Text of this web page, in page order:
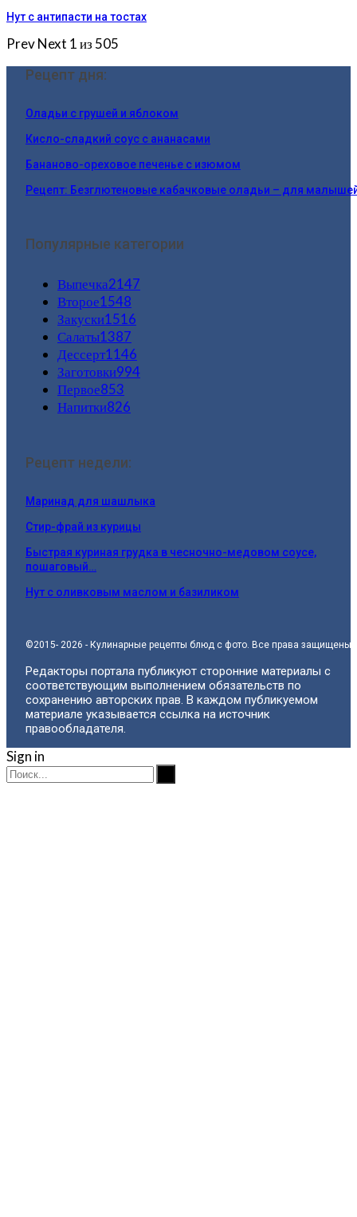
Нут с антипасти на тостах
PrevNext 1 из 505
Рецепт дня:
Оладьи с грушей и яблоком
Кисло-сладкий соус с ананасами
Бананово-ореховое печенье с изюмом
Рецепт: Безглютеновые кабачковые оладьи – для
Популярные категории
Выпечка2147
Второе1548
Закуски1516
Салаты1387
Дессерт1146
Заготовки994
Первое853
Напитки826
Рецепт недели:
Маринад для шашлыка
Стир-фрай из курицы
Быстрая куриная грудка в чесночно-медовом соусе,
пошаговый…
Нут с оливковым маслом и базиликом
©2015- 2026 - Кулинарные рецепты блюд с фото. Все права защищены.
Редакторы портала публикуют сторонние материалы с
соответствующим выполнением обязательств по
сохранению авторских прав. В каждом публикуемом
материале указывается ссылка на источник
правообладателя.
Sign in